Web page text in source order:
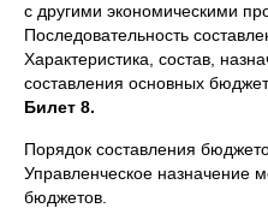
с другими экономическими
Последовательность
Характеристика, состав,
составления основных
Билет 8.
Порядок составления
Управленческое назначение
бюджетов.